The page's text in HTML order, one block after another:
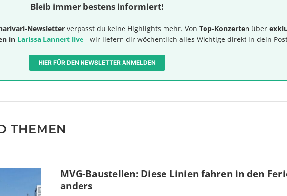
Bleib immer bestens informiert!
Newsletter verpasst du keine Highlights mehr. Von Top-Konzerten über
in Larissa Lannert live - wir liefern dir wöchentlich alles Wichtige direkt in dein
HIER FÜR DEN NEWSLETTER ANMELDEN
THEMEN
MVG-Baustellen: Diese Linien fahren in den
anders